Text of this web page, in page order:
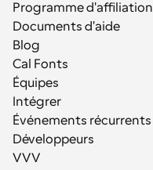
Programme d'affiliation
Documents d'aide
Blog
Cal Fonts
Équipes
Intégrer
Événements récurrents
Développeurs
VVV